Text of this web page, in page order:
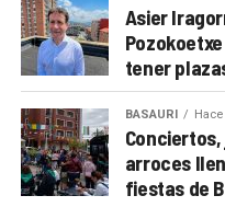
Asier
tener
BASAURI
arroces
fiestas de